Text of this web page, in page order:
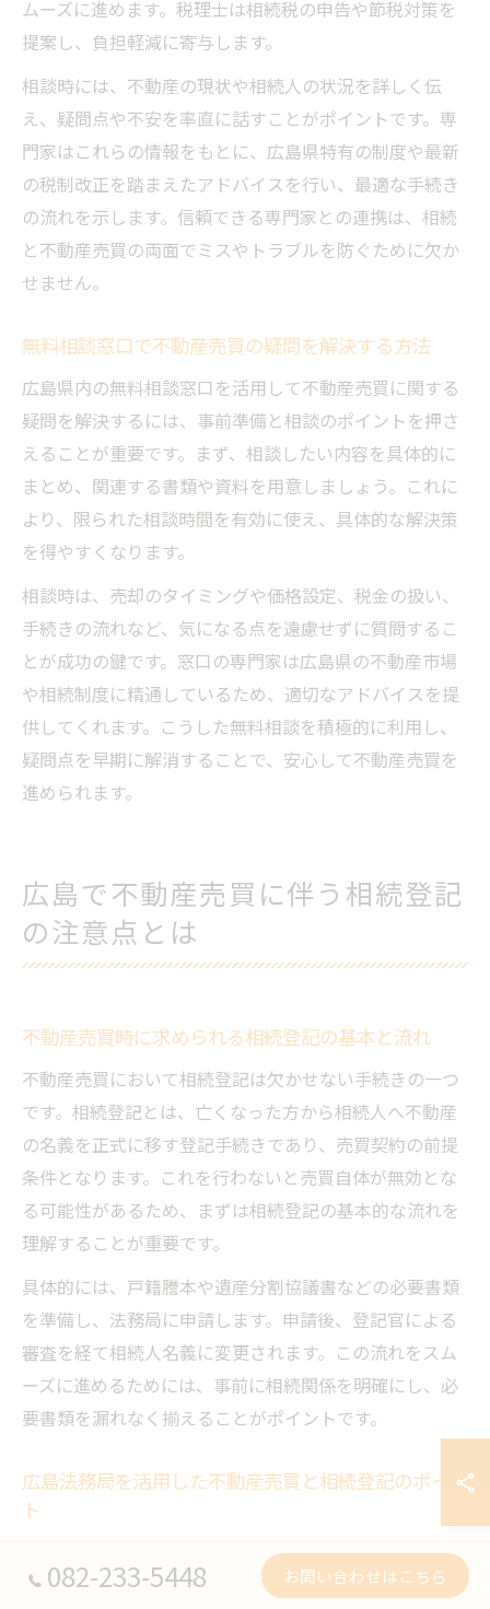
ムーズに進めます。税理士は相続税の申告や節税対策を
提案し、負担軽減に寄与します。
相談時には、不動産の現状や相続人の状況を詳しく伝
え、疑問点や不安を率直に話すことがポイントです。専
門家はこれらの情報をもとに、広島県特有の制度や最新
の税制改正を踏まえたアドバイスを行い、最適な手続き
の流れを示します。信頼できる専門家との連携は、相続
と不動産売買の両面でミスやトラブルを防ぐために欠か
せません。
無料相談窓口で不動産売買の疑問を解決する方法
広島県内の無料相談窓口を活用して不動産売買に関する
疑問を解決するには、事前準備と相談のポイントを押さ
えることが重要です。まず、相談したい内容を具体的に
まとめ、関連する書類や資料を用意しましょう。これに
より、限られた相談時間を有効に使え、具体的な解決策
を得やすくなります。
相談時は、売却のタイミングや価格設定、税金の扱い、
手続きの流れなど、気になる点を遠慮せずに質問するこ
とが成功の鍵です。窓口の専門家は広島県の不動産市場
や相続制度に精通しているため、適切なアドバイスを提
供してくれます。こうした無料相談を積極的に利用し、
疑問点を早期に解消することで、安心して不動産売買を
進められます。
広島で不動産売買に伴う相続登記
の注意点とは
不動産売買時に求められる相続登記の基本と流れ
不動産売買において相続登記は欠かせない手続きの一つ
です。相続登記とは、亡くなった方から相続人へ不動産
の名義を正式に移す登記手続きであり、売買契約の前提
条件となります。これを行わないと売買自体が無効とな
る可能性があるため、まずは相続登記の基本的な流れを
理解することが重要です。
具体的には、戸籍謄本や遺産分割協議書などの必要書類
を準備し、法務局に申請します。申請後、登記官による
審査を経て相続人名義に変更されます。この流れをスム
ーズに進めるためには、事前に相続関係を明確にし、必
要書類を漏れなく揃えることがポイントです。
広島法務局を活用した不動産売買と相続登記のポイン
ト
広島県内での相続登記手続きは、地域を管轄する広島法
務局が窓口となります。広島法務局では相続登記に関す
082-233-5448 お問い合わせはこちら